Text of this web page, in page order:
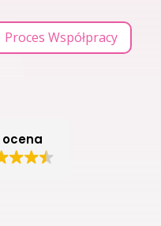
Proces Współpracy
ocena